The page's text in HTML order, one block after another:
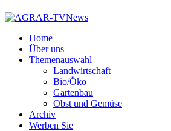
Home
Über uns
Themenauswahl
Landwirtschaft
Bio/Öko
Gartenbau
Obst und Gemüse
Archiv
Werben Sie